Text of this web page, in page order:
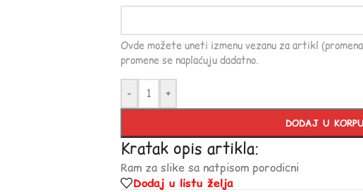
Ovde možete uneti izmenu vezanu za artikl
promene se naplaćuju dadatno.
- +
DODAJ U KORPU
Kratak opis artikla:
Ram za slike sa natpisom porodicni
Dodaj u listu želja